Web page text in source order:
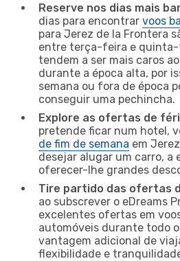
Reserve nos dias mais
dias para encontrar voos
para Jerez de la Frontera
entre terça-feira e quinta-
tendem a ser mais caros
durante a época alta, por
semana ou fora de época
conseguir uma pechincha.
Explore as ofertas de
pretende ficar num hotel,
de fim de semana em
desejar alugar um carro, a
oferecer-lhe grandes
Tire partido das ofertas
ao subscrever o eDreams
excelentes ofertas em
automóveis durante todo o
vantagem adicional de
flexibilidade e